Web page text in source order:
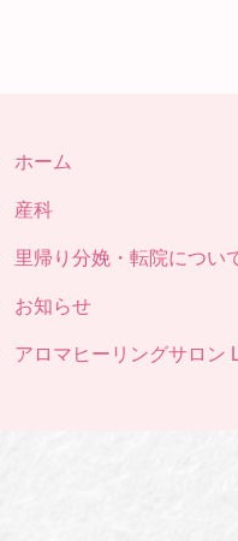
ホーム
産科
里帰り分娩・転院につい
お知らせ
アロマヒーリングサロン